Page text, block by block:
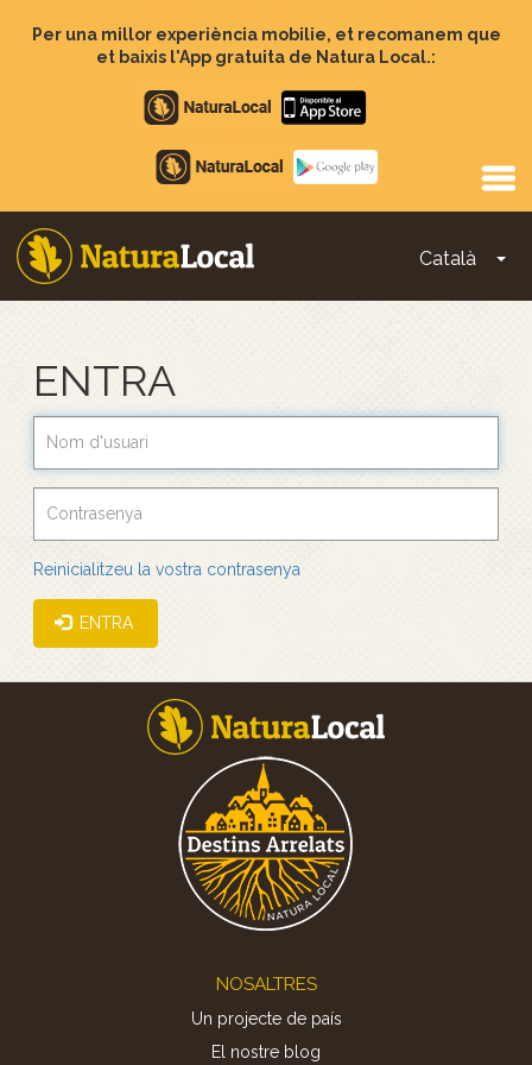
Per una millor experiència mobilie, et recomanem que
et baixis l'App gratuita de Natura Local.:
Apple
store
Google
Play
Català
Main
ENTRA
Reinicialitzeu la vostra contrasenya
ENTRA
NOSALTRES
Un projecte de país
El nostre blog